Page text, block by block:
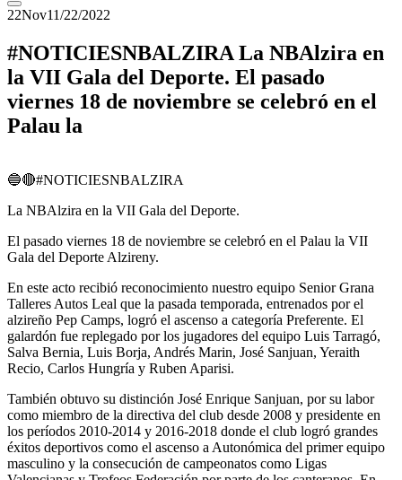
22Nov11/22/2022
#NOTICIESNBALZIRA La NBAlzira en
la VII Gala del Deporte. El pasado
viernes 18 de noviembre se celebró en el
Palau la
🔵🔴#NOTICIESNBALZIRA
La NBAlzira en la VII Gala del Deporte.
El pasado viernes 18 de noviembre se celebró en el Palau la VII
Gala del Deporte Alzireny.
En este acto recibió reconocimiento nuestro equipo Senior Grana
Talleres Autos Leal que la pasada temporada, entrenados por el
alzireño Pep Camps, logró el ascenso a categoría Preferente. El
galardón fue replegado por los jugadores del equipo Luis Tarragó,
Salva Bernia, Luis Borja, Andrés Marin, José Sanjuan, Yeraith
Recio, Carlos Hungría y Ruben Aparisi.
También obtuvo su distinción José Enrique Sanjuan, por su labor
como miembro de la directiva del club desde 2008 y presidente en
los períodos 2010-2014 y 2016-2018 donde el club logró grandes
éxitos deportivos como el ascenso a Autonómica del primer equipo
masculino y la consecución de campeonatos como Ligas